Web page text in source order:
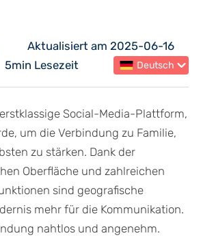
Aktualisiert am 2025-06-16
5min Lesezeit Deutsch
Social-Media-Plattform,
um die Verbindung zu Familie,
zu stärken. Dank der
Oberfläche und zahlreichen
sind geografische
mehr für die Kommunikation.
nahtlos und angenehm.